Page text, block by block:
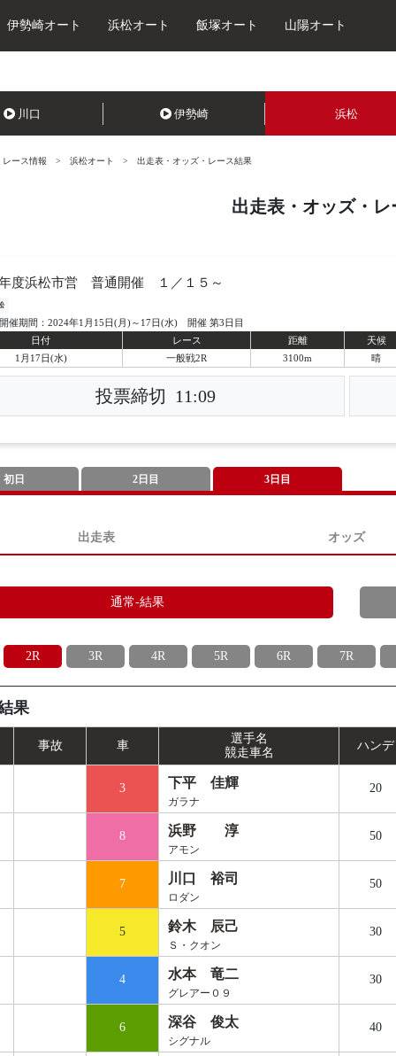
伊勢崎オート 浜松オート 飯塚オート 山陽オート
川口 伊勢崎 浜松
レース情報 浜松オート 出走表・オッズ・レース結果
出走表・オッズ・レ
度浜松市営 普通開催 １／１５～
開催期間：2024年1月15日(月)～17日(水) 開催 第3日目
日付
レース 距離
天候
1月17日(水)
一般戦2R 3100m 晴
投票締切 11:09
初日 2日目 3日目
出走表 オッズ
通常-結果
2R 3R 4R 5R 6R 7R
果
事故 車
選手名
競走車名
ハンデ
3 下平 佳輝
ガラナ
20
8 浜野 淳
アモン
50
7 川口 裕司
ロダン
50
5 鈴木 辰己
Ｓ・クオン
30
4 水本 竜二
グレアー０９
30
6 深谷 俊太
シグナル
40